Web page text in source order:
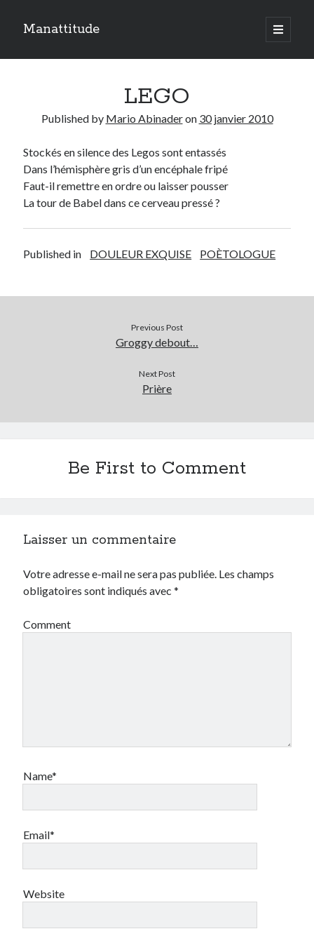
Manattitude
open
primary
Sidebar
Le réveil de l’ange…
TOUTES LES PUBLICATIONS
TOUTES
PUBLICATIONS
Search
LEGO
Published by Mario Abinaderon 30 janvier 2010
Stockés en silence des Legos sont entassés
Dans l’hémisphère gris d’un encéphale fripé
Faut-ilremettre en ordre ou laisser pousser
La tour de Babeldans ce cerveau pressé ?
Published in DOULEUR EXQUISE POÈTOLOGUE
Previous Post
Groggy debout…
Next Post
Prière
Be First to Comment
Laisser un commentaire
Votre adresse e-mail ne sera pas publiée. Les champs
obligatoires sont indiqués avec*
Comment
Name*
Email*
Website